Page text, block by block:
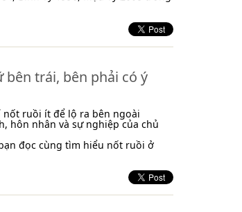
trái, bên phải có ý
ruồi ít để lộ ra bên ngoài
hôn nhân và sự nghiệp của chủ
đọc cùng tìm hiểu nốt ruồi ở